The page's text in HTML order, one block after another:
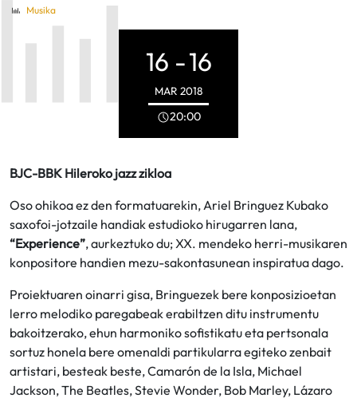
Musika
16 -16
MAR 2018
20:00
BJC-BBK Hileroko jazz zikloa
Oso ohikoa ez den formatuarekin, Ariel Bringuez Kubako
saxofoi-jotzaile handiak estudioko hirugarren lana,
“Experience”, aurkeztuko du; XX. mendeko herri-musikaren
konpositore handien mezu-sakontasunean inspiratua dago.
Proiektuaren oinarri gisa, Bringuezek bere konposizioetan
lerro melodiko paregabeak erabiltzen ditu instrumentu
bakoitzerako, ehun harmoniko sofistikatu eta pertsonala
sortuz honela bere omenaldi partikularra egiteko zenbait
artistari, besteak beste, Camarón de la Isla, Michael
Jackson, The Beatles, Stevie Wonder, Bob Marley, Lázaro